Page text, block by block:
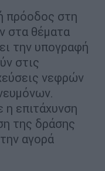
πρόοδος στη
στα θέματα
την υπογραφή
στις
νεφρών
επιτάχυνση
της δράσης
αγορά